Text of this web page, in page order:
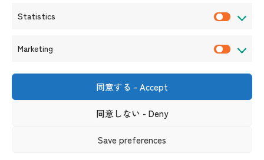
Statistics
Marketing
k
同意する - Accept
同意しない - Deny
Save preferences
東京都港区新橋6-17-19 新御成
サイト利用規約プライバシーポリシー
ソーシャルメディアポリシー及び免責事項